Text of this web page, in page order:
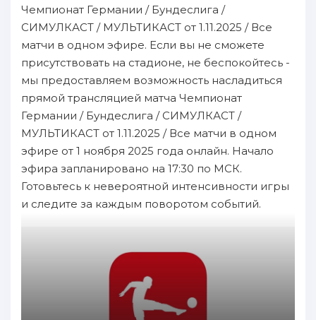
Чемпионат Германии / Бундеслига /
СИМУЛКАСТ / МУЛЬТИКАСТ от 1.11.2025 / Все
матчи в одном эфире. Если вы не сможете
присутствовать на стадионе, не беспокойтесь -
мы предоставляем возможность насладиться
прямой трансляцией матча Чемпионат
Германии / Бундеслига / СИМУЛКАСТ /
МУЛЬТИКАСТ от 1.11.2025 / Все матчи в одном
эфире от 1 ноября 2025 года онлайн. Начало
эфира запланировано на 17:30 по МСК.
Готовьтесь к невероятной интенсивности игры
и следите за каждым поворотом событий.